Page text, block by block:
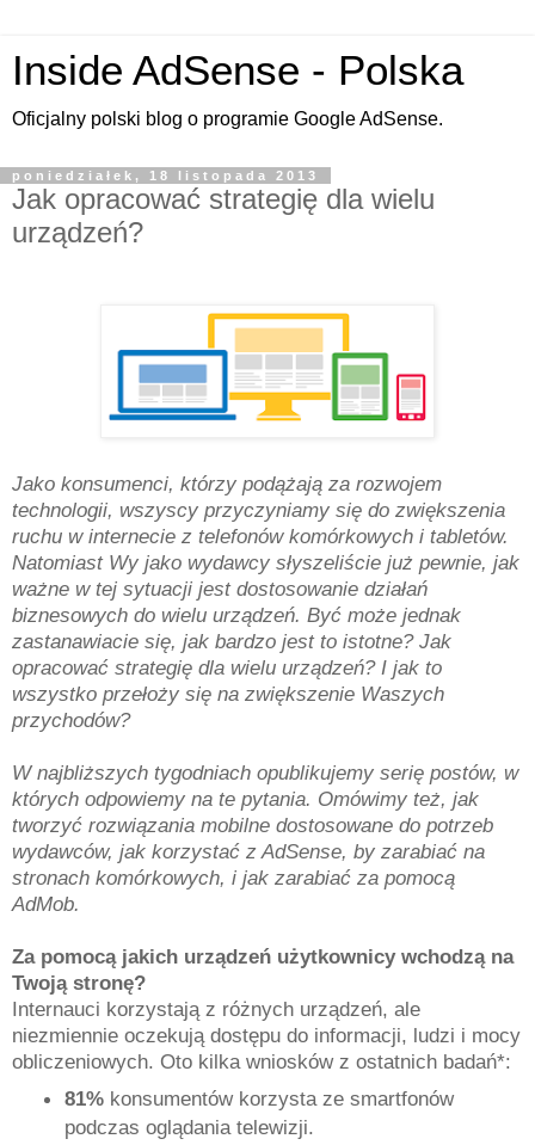
Inside AdSense - Polska
Oficjalny polski blog o programie Google AdSense.
poniedziałek, 18 listopada 2013
Jak opracować strategię dla wielu
urządzeń?
Jako konsumenci, którzy podążają za rozwojem
technologii, wszyscy przyczyniamy się do zwiększenia
ruchu w internecie z telefonów komórkowych i tabletów.
Natomiast Wy jako wydawcy słyszeliście już pewnie, jak
ważne w tej sytuacji jest dostosowanie działań
biznesowych do wielu urządzeń. Być może jednak
zastanawiacie się, jak bardzo jest to istotne? Jak
opracować strategię dla wielu urządzeń? I jak to
wszystko przełoży się na zwiększenie Waszych
przychodów?
W najbliższych tygodniach opublikujemy serię postów, w
których odpowiemy na te pytania. Omówimy też, jak
tworzyć rozwiązania mobilne dostosowane do potrzeb
wydawców, jak korzystać z AdSense, by zarabiać na
stronach komórkowych, i jak zarabiać za pomocą
AdMob.
Za pomocą jakich urządzeń użytkownicy wchodzą na
Twoją stronę?
Internauci korzystają z różnych urządzeń, ale
niezmiennie oczekują dostępu do informacji, ludzi i mocy
obliczeniowych. Oto kilka wniosków z ostatnich badań*:
81%konsumentów korzysta ze smartfonów
podczas oglądania telewizji.